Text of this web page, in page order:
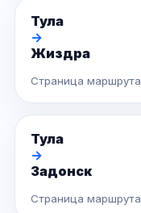
Тула
→
Жиздра
Страница маршрута
Тула
→
Задонск
Страница маршрута